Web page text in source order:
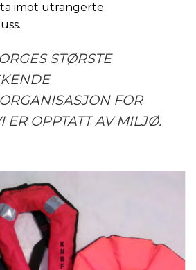
imot utrangerte
STØRSTE
FOR
ER OPPTATT AV MILJØ.